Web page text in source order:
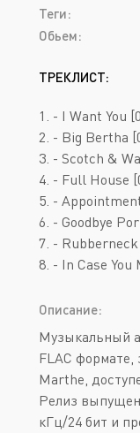
Теги:
Обьем:
ТРЕКЛИСТ:
1. - I Want You
2. - Big Bertha
3. - Scotch &
4. - Full House
5. -
6. - Goodbye
7. - Rubberneck
8. - In Case You
Описание:
Музыкальный
FLAC формате,
Marthe,
Релиз выпущен
кГц/24 бит и